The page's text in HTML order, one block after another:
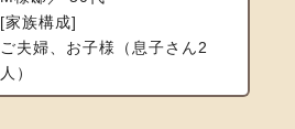
家族構成
ご夫婦、お子様（息子さん2
人）